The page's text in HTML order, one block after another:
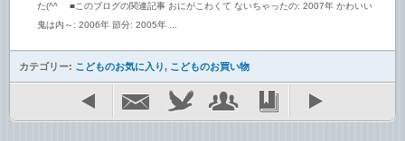
た(^^ゞ ■このブログの関連記事 おにがこわくて ないちゃったの: 2007年 かわいい
鬼は内～: 2006年 節分: 2005年 ...
カテゴリー: こどものお気に入り, こどものお買い物